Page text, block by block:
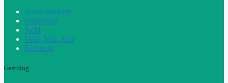
Schooltandarts
Implantaat
Jacht
Veni, Vidi, Vici
Kerstmis
Gastblog